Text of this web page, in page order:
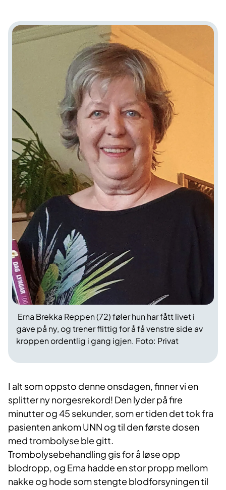
Erna Brekka Reppen (72) føler hun har fått livet i
gave på ny, og trener flittig for å få venstre side av
kroppen ordentlig i gang igjen. Foto: Privat
I alt som oppsto denne onsdagen, finner vi en
splitter ny norgesrekord! Den lyder på fire
minutter og 45 sekunder, som er tiden det tok fra
pasienten ankom UNN og til den første dosen
med trombolyse ble gitt.
Trombolysebehandling gis for å løse opp
blodropp, og Erna hadde en stor propp mellom
nakke og hode som stengte blodforsyningen til